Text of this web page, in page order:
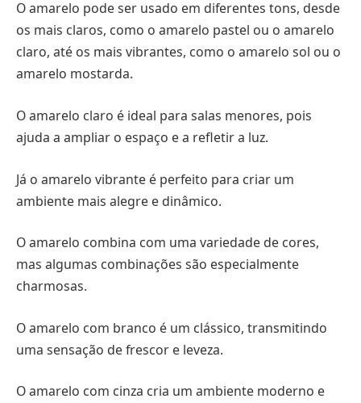
O amarelo pode ser usado em diferentes tons, desde
os mais claros, como o amarelo pastel ou o amarelo
claro, até os mais vibrantes, como o amarelo sol ou o
amarelo mostarda.
O amarelo claro é ideal para salas menores, pois
ajuda a ampliar o espaço e a refletir a luz.
Já o amarelo vibrante é perfeito para criar um
ambiente mais alegre e dinâmico.
O amarelo combina com uma variedade de cores,
mas algumas combinações são especialmente
charmosas.
O amarelo com branco é um clássico, transmitindo
uma sensação de frescor e leveza.
O amarelo com cinza cria um ambiente moderno e